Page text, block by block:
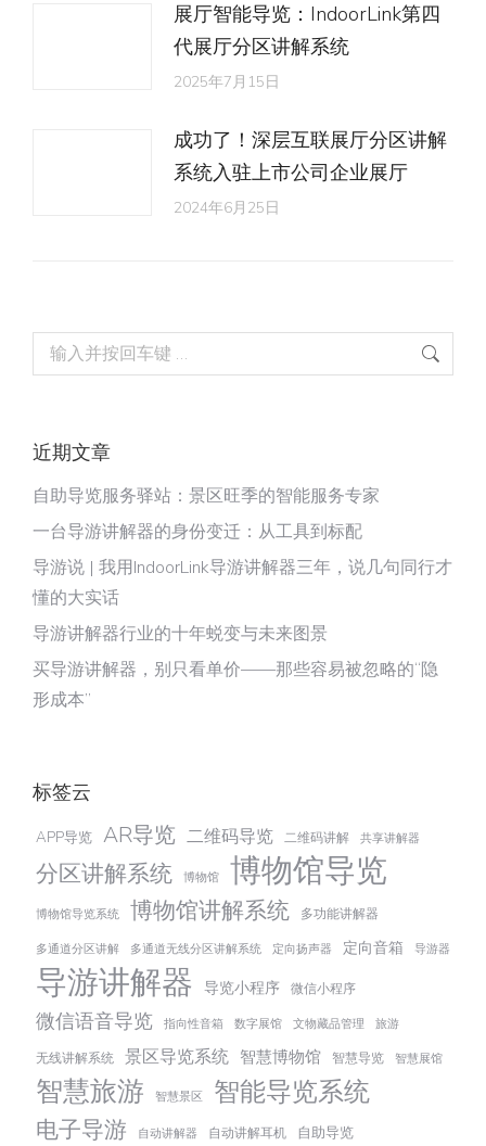
展厅智能导览：IndoorLink第四
代展厅分区讲解系统
2025年7月15日
成功了！深层互联展厅分区讲解
系统入驻上市公司企业展厅
2024年6月25日
Search:
近期文章
自助导览服务驿站：景区旺季的智能服务专家
一台导游讲解器的身份变迁：从工具到标配
导游说 | 我用IndoorLink导游讲解器三年，说几句同行才
懂的大实话
导游讲解器行业的十年蜕变与未来图景
买导游讲解器，别只看单价——那些容易被忽略的“隐
形成本”
标签云
APP导览 AR导览 二维码导览 二维码讲解 共享讲解器
分区讲解系统 博物馆 博物馆导览
博物馆导览系统 博物馆讲解系统 多功能讲解器
多通道分区讲解 多通道无线分区讲解系统 定向扬声器 定向音箱 导游器
导游讲解器 导览小程序 微信小程序
微信语音导览 指向性音箱 数字展馆 文物藏品管理 旅游
无线讲解系统 景区导览系统 智慧博物馆 智慧导览 智慧展馆
智慧旅游 智慧景区 智能导览系统
电子导游 自动讲解器 自动讲解耳机 自助导览